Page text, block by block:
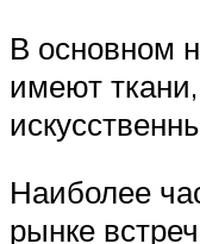
В основном
имеют
Наиболее
рынке